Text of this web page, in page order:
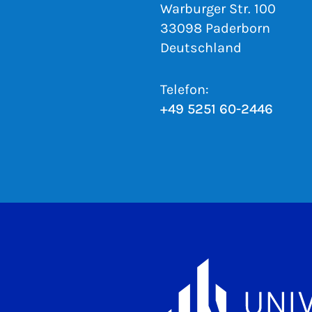
Warburger Str. 100
33098 Paderborn
Deutschland
Telefon:
+49 5251 60-2446